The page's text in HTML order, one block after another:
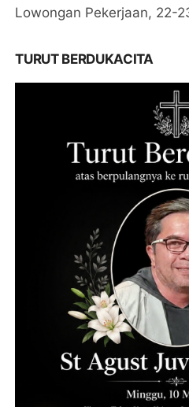
Lowongan Pekerjaan, 22-
TURUT BERDUKACITA